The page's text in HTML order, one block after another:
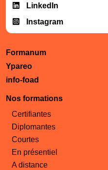
LinkedIn
Instagram
Formanum
Ypareo
info-foad
Nos formations
Certifiantes
Diplomantes
Courtes
En présentiel
A distance